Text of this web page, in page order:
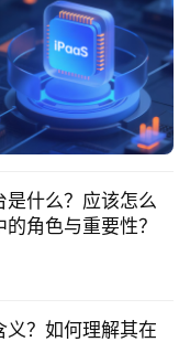
是什么？应该怎么
角色与重要性？
义？如何理解其在